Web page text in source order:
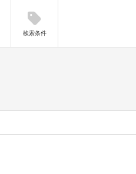
検索条件